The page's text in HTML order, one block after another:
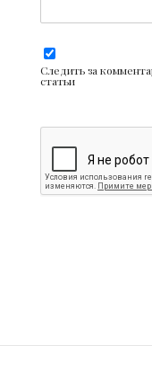
Следить за
статьи